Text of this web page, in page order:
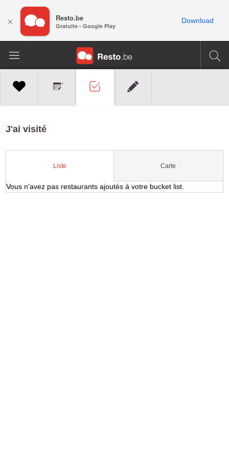
J'ai visité
Liste Carte
Vous n'avez pas restaurants ajoutés à votre bucket list.
× Resto.be
Gratuite - Google Play
Download